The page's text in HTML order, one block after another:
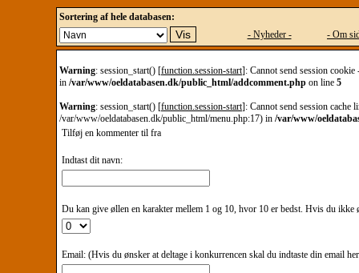
Sortering af hele databasen:
- Nyheder -
- Om
Warning: session_start() [function.session-start]: Cannot send session
in /var/www/oeldatabasen.dk/public_html/addcomment.php on line 5
Warning: session_start() [function.session-start]: Cannot send session cache
/var/www/oeldatabasen.dk/public_html/menu.php:17) in /var/www/
Tilføj en kommenter til fra
Indtast dit navn:
Du kan give øllen en karakter mellem 1 og 10, hvor 10 er bedst. Hvis du ikke
Email: (Hvis du ønsker at deltage i konkurrencen skal du indtaste din email